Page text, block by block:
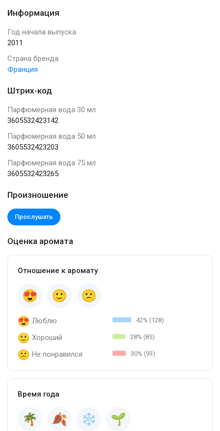
Информация
Год начала выпуска
2011
Страна бренда
Франция
Штрих-код
Парфюмерная вода 30 мл
3605532423142
Парфюмерная вода 50 мл
3605532423203
Парфюмерная вода 75 мл
3605532423265
Произношение
Прослушать
Оценка аромата
Отношение к аромату
Люблю 42% (128)
Хороший 28% (85)
Не понравился 30% (93)
Время года